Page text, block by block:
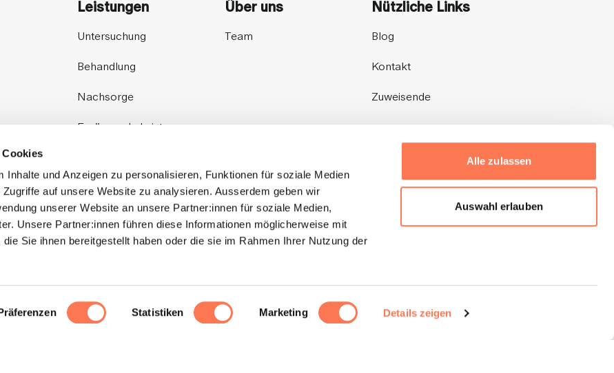
Cookies
Inhalte und Anzeigen zu personalisieren, Funktionen für soziale Medien
auf unsere Website zu analysieren. Ausserdem geben wir
unserer Website an unsere Partner:innen für soziale Medien,
Unsere Partner:innen führen diese Informationen möglicherweise mit
Sie ihnen bereitgestellt haben oder die sie im Rahmen Ihrer Nutzung der
Statistiken Marketing Details zeigen
Alle zulassen
Auswahl erlauben
Leistungen
Untersuchung
Behandlung
Nachsorge
Ergänzende Leistungen
Über uns
Team
Nützliche Links
Blog
Kontakt
Zuweisende
+41 44 397 24 88
brustcentrum@spitalzollikerberg.ch
Impressum Datenschutzerklärung